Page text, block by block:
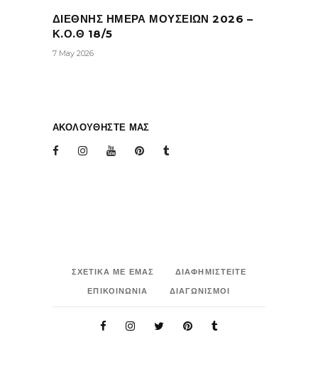
ΔΙΕΘΝΗΣ ΗΜΕΡΑ ΜΟΥΣΕΙΩΝ 2026 –
Κ.Ο.Θ 18/5
7 May 2026
ΑΚΟΛΟΥΘΗΣΤΕ ΜΑΣ
ΣΧΕΤΙΚΑ ΜΕ ΕΜΑΣ
ΔΙΑΦΗΜΙΣΤΕΙΤΕ
ΕΠΙΚΟΙΝΩΝΙΑ
ΔΙΑΓΩΝΙΣΜΟΙ